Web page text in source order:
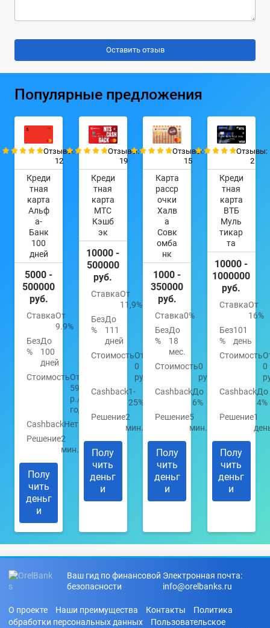
Популярные предложения
Отзывы:
12
Креди
тная
карта
Альф
а-
Банк
100
дней
5000 -
500000
руб.
СтавкаОт
9.9%
Без
%
До
100
дней
СтоимостьОт
590
р./
год
CashbackНет
Решение2
мин.
Полу
чить
деньг
и
Отзывы:
19
Креди
тная
карта
МТС
Кэшб
эк
10000 -
500000
руб.
СтавкаОт
11,9%
Без
%
До
111
дней
СтоимостьОт
0
руб.
Cashback1-
25%
Решение2
мин.
Полу
чить
деньг
и
Отзывы:
15
Карта
расср
очки
Халв
а
Совк
омба
нк
1000 -
350000
руб.
Ставка0%
Без
%
До
18
мес.
Стоимость0
руб.
CashbackДо
6%
Решение5
мин.
Полу
чить
деньг
и
Отзывы:
2
Креди
тная
карта
ВТБ
Муль
тикар
та
10000 -
1000000
руб.
СтавкаОт
16%
Без
%
101
день
Стоимость
0
CashbackДо
4%
Решение1
Полу
чить
деньг
и
Ваш гид по финансовой
безопасности
Электронная почта:
info@orelbanks.ru
О проекте Наши преимущества Контакты
Политика
обработки персональных данных
Пользовательское